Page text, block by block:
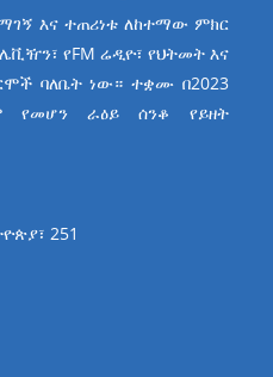
እና ተጠሪነቱ ለከተማው ምክር
የFM ሬዲዮ፣ የህትመት እና
ባለቤት ነው። ተቋሙ በ2023
ራዕይ ሰንቆ የይዘት
251